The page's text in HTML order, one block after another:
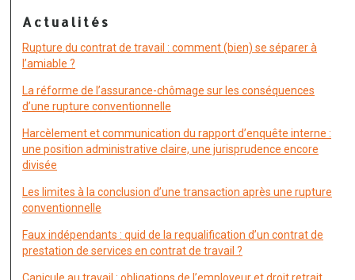
Actualités
Rupture du contrat de travail : comment (bien) se séparer à
l’amiable ?
La réforme de l’assurance-chômage sur les conséquences
d’une rupture conventionnelle
Harcèlement et communication du rapport d’enquête interne :
une position administrative claire, une jurisprudence encore
divisée
Les limites à la conclusion d’une transaction après une rupture
conventionnelle
Faux indépendants : quid de la requalification d’un contrat de
prestation de services en contrat de travail ?